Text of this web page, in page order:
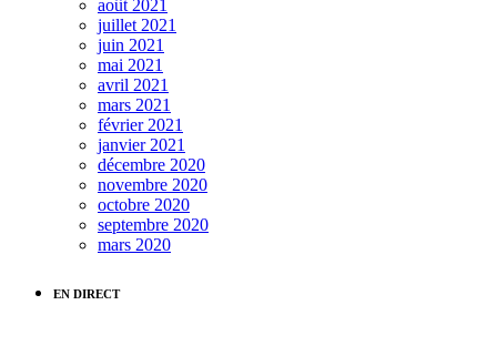
août 2021
juillet 2021
juin 2021
mai 2021
avril 2021
mars 2021
février 2021
janvier 2021
décembre 2020
novembre 2020
octobre 2020
septembre 2020
mars 2020
EN DIRECT